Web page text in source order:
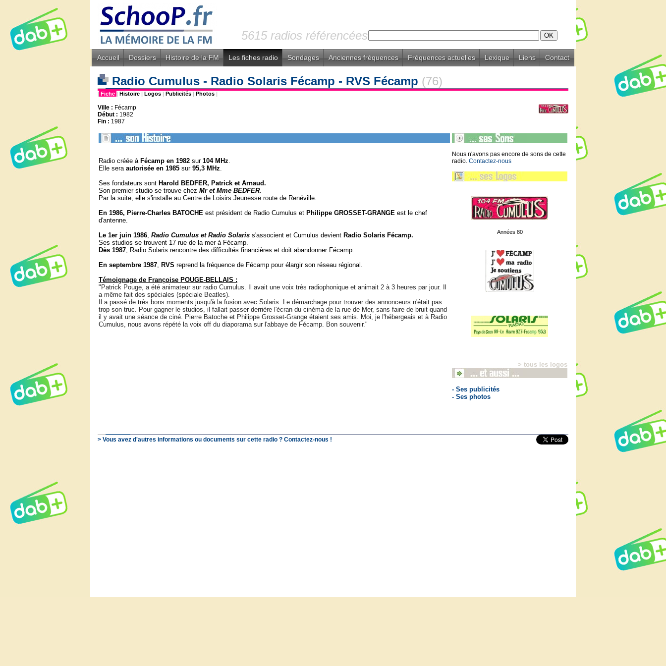
5615 radios référencées
Accueil Dossiers Histoire de la FM Les fiches radio Sondages Anciennes fréquences Fréquences actuelles Lexique Liens Contact
Radio Cumulus - Radio Solaris Fécamp - RVS Fécamp (76)
| Fiche | Histoire | Logos | Publicités | Photos |
Ville : Fécamp
Début : 1982
Fin : 1987
Radio créée à Fécamp en 1982 sur 104 MHz.
Elle sera autorisée en 1985 sur 95,3 MHz.
Ses fondateurs sont Harold BEDFER, Patrick et Arnaud.
Son premier studio se trouve chez Mr et Mme BEDFER.
Par la suite, elle s'installe au Centre de Loisirs Jeunesse route de Renéville.
En 1986, Pierre-Charles BATOCHE est président de Radio Cumulus et Philippe GROSSET-GRANGE est le chef
d'antenne.
Le 1er juin 1986, Radio Cumulus et Radio Solaris s'associent et Cumulus devient Radio Solaris Fécamp.
Ses studios se trouvent 17 rue de la mer à Fécamp.
Dès 1987, Radio Solaris rencontre des difficultés financières et doit abandonner Fécamp.
En septembre 1987, RVS reprend la fréquence de Fécamp pour élargir son réseau régional.
Témoignage de Françoise POUGE-BELLAIS :
"Patrick Pouge, a été animateur sur radio Cumulus. Il avait une voix très radiophonique et animait 2 à 3 heures par jour. Il
a même fait des spéciales (spéciale Beatles).
Il a passé de très bons moments jusqu'à la fusion avec Solaris. Le démarchage pour trouver des annonceurs n'était pas
trop son truc. Pour gagner le studios, il fallait passer derrière l'écran du cinéma de la rue de Mer, sans faire de bruit quand
il y avait une séance de ciné. Pierre Batoche et Philippe Grosset-Grange étaient ses amis. Moi, je l'hébergeais et à Radio
Cumulus, nous avons répété la voix off du diaporama sur l'abbaye de Fécamp. Bon souvenir."
Nous n'avons pas encore de sons de cette
radio. Contactez-nous
Années 80
> tous les logos
- Ses publicités
- Ses photos
> Vous avez d'autres informations ou documents sur cette radio ? Contactez-nous !